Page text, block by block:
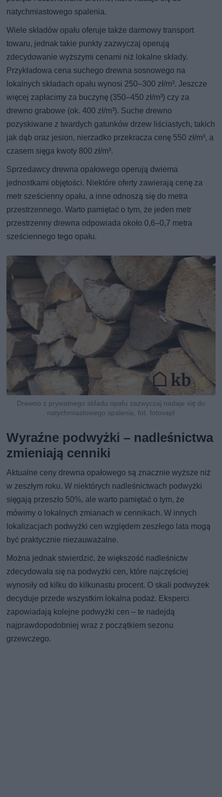
natychmiastowego spalenia.
Wiele składów opału oferuje także darmowy transport
towaru, jednak takie punkty zazwyczaj operują
zdecydowanie wyższymi cenami niż lokalne składy.
Przykładowa cena suchego drewna sosnowego na
lokalnych składach opału wynosi 250–300 zł/m³. Jeszcze
więcej zapłacimy za buczynę (350–450 zł/m³) czy za
drewno grabowe (ok. 400 zł/m³). Suche drewno
pozyskiwane z twardych gatunków drzew liściastych, takich
jak dąb oraz jesion, nierzadko przekracza cenę 550 zł/m³, a
czasem sięga kwoty 800 zł/m³.
Sprzedawcy drewna opałowego operują dwiema
jednostkami objętości. Niektóre oferty zawierają cenę za
metr sześcienny opału, a inne odnoszą się do metra
przestrzennego. Warto pamiętać o tym, że jeden metr
przestrzenny drewna odpowiada około 0,6–0,7 metra
sześciennego tego opału.
Drewno z prywatnego składu opału zazwyczaj nadaje się do
natychmiastowego spalenia, fot. fotovapl
Wyraźne podwyżki – nadleśnictwa
zmieniają cenniki
Aktualne ceny drewna opałowego są znacznie wyższe niż
w zeszłym roku. W niektórych nadleśnictwach podwyżki
sięgają przeszło 50%, ale warto pamiętać o tym, że
mówimy o lokalnych zmianach w cennikach. W innych
lokalizacjach podwyżki cen względem zeszłego lata mogą
być praktycznie niezauważalne.
Można jednak stwierdzić, że większość nadleśnictw
zdecydowała się na podwyżki cen, które najczęściej
wynosiły od kilku do kilkunastu procent. O skali podwyżek
decyduje przede wszystkim lokalna podaż. Eksperci
zapowiadają kolejne podwyżki cen – te nadejdą
najprawdopodobniej wraz z początkiem sezonu
grzewczego.